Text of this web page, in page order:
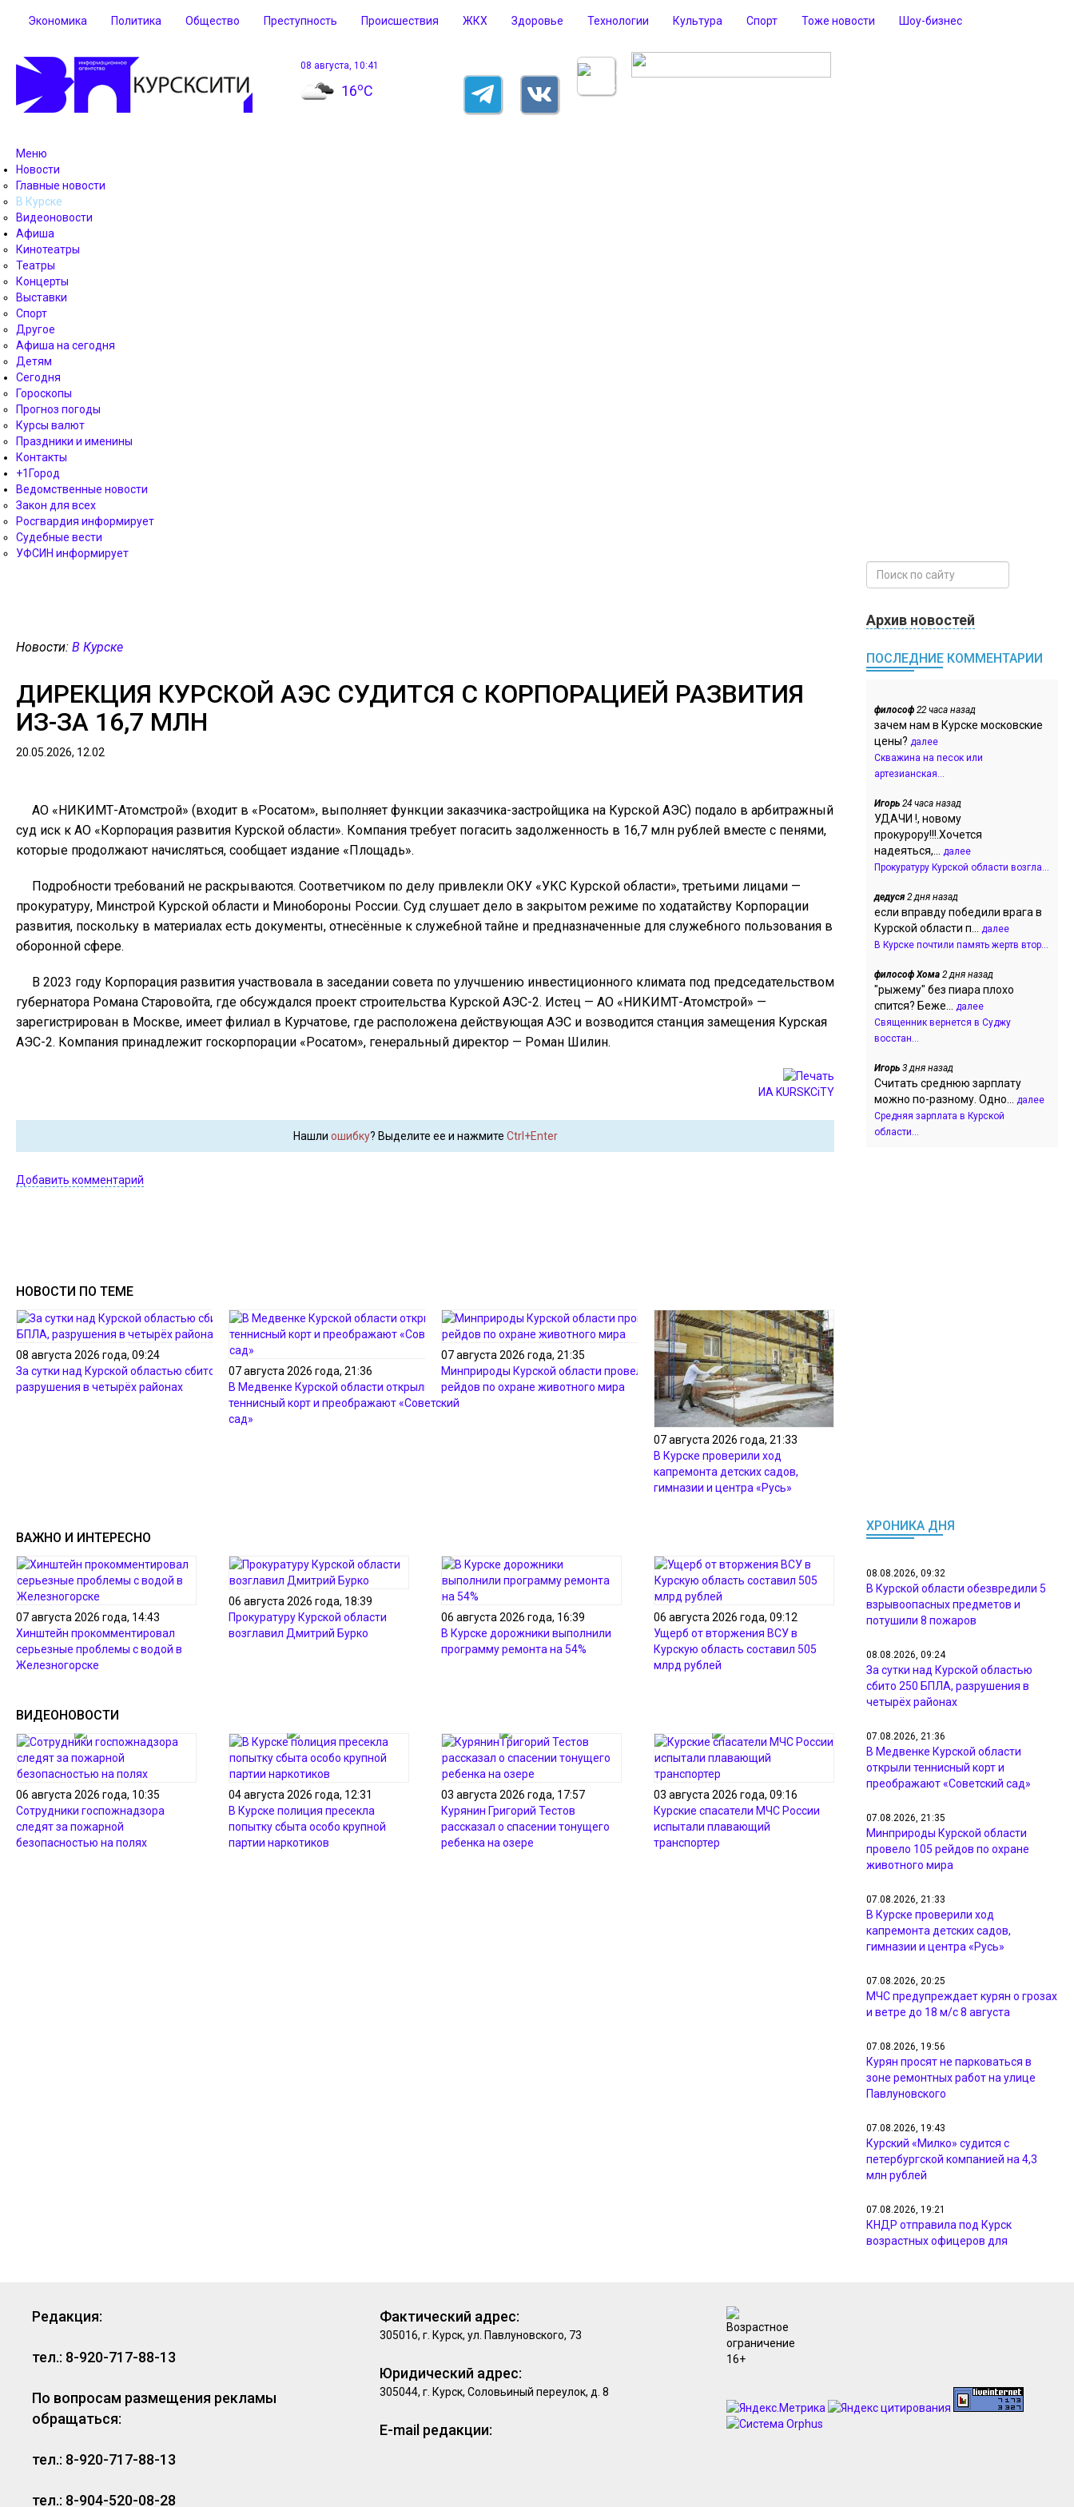
Экономика Политика Общество Преступность Происшествия ЖКХ Здоровье Технологии Культура Спорт Тоже новости Шоу-бизнес
08 августа, 10:41
16oC
Меню
Новости
Главные новости
В Курске
Видеоновости
Афиша
Кинотеатры
Театры
Концерты
Выставки
Спорт
Другое
Афиша на сегодня
Детям
Сегодня
Гороскопы
Прогноз погоды
Курсы валют
Праздники и именины
Контакты
+1Город
Ведомственные новости
Закон для всех
Росгвардия информирует
Судебные вести
УФСИН информирует
Новости: В Курске
ДИРЕКЦИЯ КУРСКОЙ АЭС СУДИТСЯ С КОРПОРАЦИЕЙ РАЗВИТИЯ
ИЗ-ЗА 16,7 МЛН
20.05.2026, 12.02
АО «НИКИМТ-Атомстрой» (входит в «Росатом», выполняет функции заказчика-застройщика на Курской АЭС) подало в арбитражный
суд иск к АО «Корпорация развития Курской области». Компания требует погасить задолженность в 16,7 млн рублей вместе с пенями,
которые продолжают начисляться, сообщает издание «Площадь».
Подробности требований не раскрываются. Соответчиком по делу привлекли ОКУ «УКС Курской области», третьими лицами —
прокуратуру, Минстрой Курской области и Минобороны России. Суд слушает дело в закрытом режиме по ходатайству Корпорации
развития, поскольку в материалах есть документы, отнесённые к служебной тайне и предназначенные для служебного пользования в
оборонной сфере.
В 2023 году Корпорация развития участвовала в заседании совета по улучшению инвестиционного климата под председательством
губернатора Романа Старовойта, где обсуждался проект строительства Курской АЭС-2. Истец — АО «НИКИМТ-Атомстрой» —
зарегистрирован в Москве, имеет филиал в Курчатове, где расположена действующая АЭС и возводится станция замещения Курская
АЭС-2. Компания принадлежит госкорпорации «Росатом», генеральный директор — Роман Шилин.
ИА KURSKCiTY
Нашли ошибку? Выделите ее и нажмите Ctrl+Enter
Добавить комментарий
НОВОСТИ ПО ТЕМЕ
08 августа 2026 года, 09:24
За сутки над Курской областью сбито 250 БПЛА,
разрушения в четырёх районах
07 августа 2026 года, 21:36
В Медвенке Курской области открыли
теннисный корт и преображают «Советский
сад»
07 августа 2026 года, 21:35
Минприроды Курской области провело 105
рейдов по охране животного мира
07 августа 2026 года, 21:33
В Курске проверили ход
капремонта детских садов,
гимназии и центра «Русь»
ВАЖНО И ИНТЕРЕСНО
07 августа 2026 года, 14:43
Хинштейн прокомментировал
серьезные проблемы с водой в
Железногорске
06 августа 2026 года, 18:39
Прокуратуру Курской области
возглавил Дмитрий Бурко
06 августа 2026 года, 16:39
В Курске дорожники выполнили
программу ремонта на 54%
06 августа 2026 года, 09:12
Ущерб от вторжения ВСУ в
Курскую область составил 505
млрд рублей
ВИДЕОНОВОСТИ
06 августа 2026 года, 10:35
Сотрудники госпожнадзора
следят за пожарной
безопасностью на полях
04 августа 2026 года, 12:31
В Курске полиция пресекла
попытку сбыта особо крупной
партии наркотиков
03 августа 2026 года, 17:57
Курянин Григорий Тестов
рассказал о спасении тонущего
ребенка на озере
03 августа 2026 года, 09:16
Курские спасатели МЧС России
испытали плавающий
транспортер
Архив новостей
ПОСЛЕДНИЕ КОММЕНТАРИИ
философ 22 часа назад
зачем нам в Курске московские
цены? далее
Скважина на песок или
артезианская...
Игорь 24 часа назад
УДАЧИ !, новому
прокурору!!!.Хочется
надеяться,... далее
Прокуратуру Курской области возгла...
дедуся2 дня назад
если вправду победили врага в
Курской области п... далее
В Курске почтили память жертв втор...
философ Хома 2 дня назад
"рыжему" без пиара плохо
спится? Беже... далее
Священник вернется в Суджу
восстан...
Игорь 3 дня назад
Считать среднюю зарплату
можно по-разному. Одно... далее
Средняя зарплата в Курской
области...
ХРОНИКА ДНЯ
08.08.2026, 09:32
В Курской области обезвредили 5
взрывоопасных предметов и
потушили 8 пожаров
08.08.2026, 09:24
За сутки над Курской областью
сбито 250 БПЛА, разрушения в
четырёх районах
07.08.2026, 21:36
В Медвенке Курской области
открыли теннисный корт и
преображают «Советский сад»
07.08.2026, 21:35
Минприроды Курской области
провело 105 рейдов по охране
животного мира
07.08.2026, 21:33
В Курске проверили ход
капремонта детских садов,
гимназии и центра «Русь»
07.08.2026, 20:25
МЧС предупреждает курян о грозах
и ветре до 18 м/с 8 августа
07.08.2026, 19:56
Курян просят не парковаться в
зоне ремонтных работ на улице
Павлуновского
07.08.2026, 19:43
Курский «Милко» судится с
петербургской компанией на 4,3
млн рублей
07.08.2026, 19:21
КНДР отправила под Курск
возрастных офицеров для
В Курске назвали адреса приёма
опасных отходов
Редакция:
тел.: 8-920-717-88-13
По вопросам размещения рекламы
обращаться:
тел.: 8-920-717-88-13
тел.: 8-904-520-08-28
Фактический адрес:
305016, г. Курск, ул. Павлуновского, 73
Юридический адрес:
305044, г. Курск, Соловьиный переулок, д. 8
E-mail редакции: